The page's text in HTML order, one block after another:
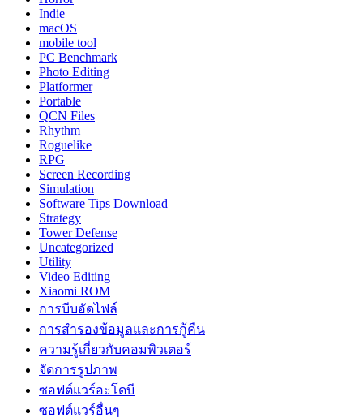
Indie
macOS
mobile tool
PC Benchmark
Photo Editing
Platformer
Portable
QCN Files
Rhythm
Roguelike
RPG
Screen Recording
Simulation
Software Tips Download
Strategy
Tower Defense
Uncategorized
Utility
Video Editing
Xiaomi ROM
การบีบอัดไฟล์
การสำรองข้อมูลและการกู้คืน
ความรู้เกี่ยวกับคอมพิวเตอร์
จัดการรูปภาพ
ซอฟต์แวร์อะโดบี
ซอฟต์แวร์อื่นๆ